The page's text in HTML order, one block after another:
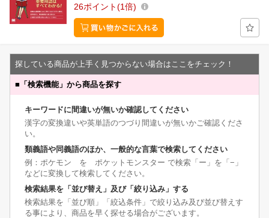
26ポイント 1倍
探している商品が上手く見つからない場合はここをチェック！
■ 「検索機能」から商品を探す
キーワードに間違いが無いか確認してください
漢字の変換違いや英単語のつづり間違いが無いかご確認くださ
い。
類義語や同義語のほか、一般的な言葉で検索してください
例：ポケモン を ポケットモンスター で検索「ー」を「−」
などに変換して検索してください。
検索結果を「並び替え」及び「絞り込み」する
検索結果を「並び順」「絞込条件」で絞り込み及び並び替えす
る事により、商品を早く探せる場合がございます。